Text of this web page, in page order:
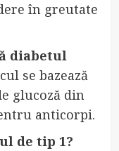
în greutate
diabetul
se bazează
glucoză din
anticorpi.
de tip 1?